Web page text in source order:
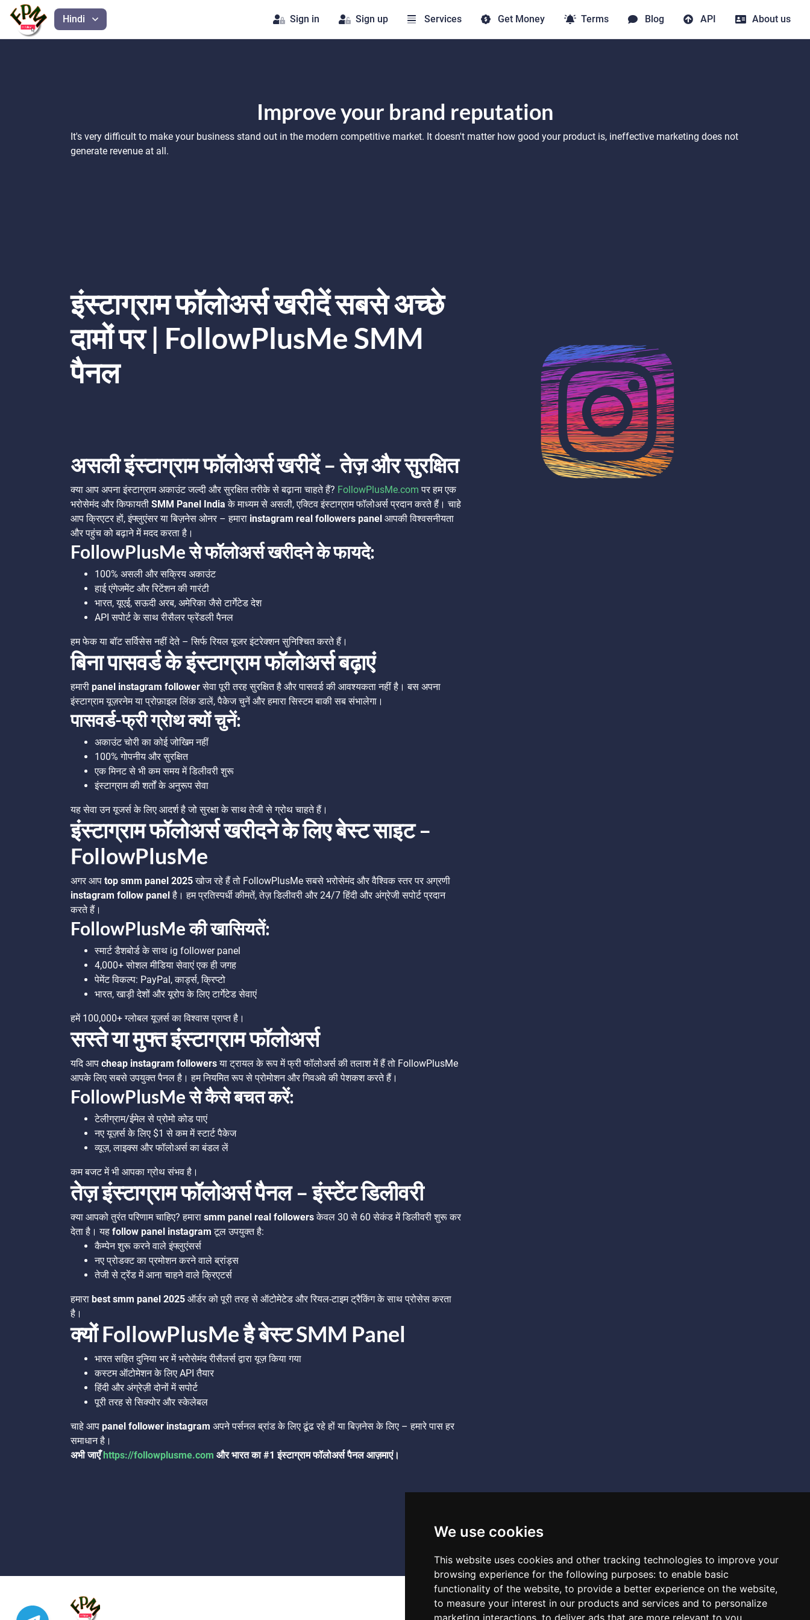
We use cookies
This website uses cookies and other tracking technologies to improve your
browsing experience for the following purposes: to enable basic
functionality of the website, to provide a better experience on the website,
to measure your interest in our products and services and to personalize
marketing interactions to deliver ads that are more relevant to you
Hindi Sign in Sign up Services Get Money Terms Blog API About us
Improve your brand reputation
It's very difficult to make your business stand out in the modern competitive market. It doesn't matter how good your product is, ineffective marketing does not
generate revenue at all.
इंस्टाग्राम फॉलोअर्स खरीदें सबसे अच्छे
दामों पर | FollowPlusMe SMM
पैनल
असली इंस्टाग्राम फॉलोअर्स खरीदें – तेज़ और सुरक्षित
क्या आप अपना इंस्टाग्राम अकाउंट जल्दी और सुरक्षित तरीके से बढ़ाना चाहते हैं? FollowPlusMe.com पर हम एक
भरोसेमंद और किफायती SMM Panel India के माध्यम से असली, एक्टिव इंस्टाग्राम फॉलोअर्स प्रदान करते हैं। चाहे
आप क्रिएटर हों, इंफ्लुएंसर या बिज़नेस ओनर – हमारा instagram real followers panel आपकी विश्वसनीयता
और पहुंच को बढ़ाने में मदद करता है।
FollowPlusMe से फॉलोअर्स खरीदने के फायदे:
100% असली और सक्रिय अकाउंट
हाई एंगेजमेंट और रिटेंशन की गारंटी
भारत, यूएई, सऊदी अरब, अमेरिका जैसे टार्गेटेड देश
API सपोर्ट के साथ रीसैलर फ्रेंडली पैनल
हम फेक या बॉट सर्विसेस नहीं देते – सिर्फ रियल यूजर इंटरेक्शन सुनिश्चित करते हैं।
बिना पासवर्ड के इंस्टाग्राम फॉलोअर्स बढ़ाएं
हमारी panel instagram followerसेवा पूरी तरह सुरक्षित है और पासवर्ड की आवश्यकता नहीं है। बस अपना
इंस्टाग्राम यूज़रनेम या प्रोफ़ाइल लिंक डालें, पैकेज चुनें और हमारा सिस्टम बाकी सब संभालेगा।
पासवर्ड-फ्री ग्रोथ क्यों चुनें:
अकाउंट चोरी का कोई जोखिम नहीं
100% गोपनीय और सुरक्षित
एक मिनट से भी कम समय में डिलीवरी शुरू
इंस्टाग्राम की शर्तों के अनुरूप सेवा
यह सेवा उन यूजर्स के लिए आदर्श है जो सुरक्षा के साथ तेजी से ग्रोथ चाहते हैं।
इंस्टाग्राम फॉलोअर्स खरीदने के लिए बेस्ट साइट –
FollowPlusMe
अगर आप top smm panel 2025खोज रहे हैं तो FollowPlusMe सबसे भरोसेमंद और वैश्विक स्तर पर अग्रणी
instagram follow panelहै। हम प्रतिस्पर्धी कीमतें, तेज़ डिलीवरी और 24/7 हिंदी और अंग्रेजी सपोर्ट प्रदान
करते हैं।
FollowPlusMe की खासियतें:
स्मार्ट डैशबोर्ड के साथ ig follower panel
4,000+ सोशल मीडिया सेवाएं एक ही जगह
पेमेंट विकल्प: PayPal, कार्ड्स, क्रिप्टो
भारत, खाड़ी देशों और यूरोप के लिए टार्गेटेड सेवाएं
हमें 100,000+ ग्लोबल यूज़र्स का विश्वास प्राप्त है।
सस्ते या मुफ्त इंस्टाग्राम फॉलोअर्स
यदि आप cheap instagram followersया ट्रायल के रूप में फ्री फॉलोअर्स की तलाश में हैं तो FollowPlusMe
आपके लिए सबसे उपयुक्त पैनल है। हम नियमित रूप से प्रोमोशन और गिवअवे की पेशकश करते हैं।
FollowPlusMe से कैसे बचत करें:
टेलीग्राम/ईमेल से प्रोमो कोड पाएं
नए यूज़र्स के लिए $1 से कम में स्टार्ट पैकेज
व्यूज़, लाइक्स और फॉलोअर्स का बंडल लें
कम बजट में भी आपका ग्रोथ संभव है।
तेज़ इंस्टाग्राम फॉलोअर्स पैनल – इंस्टेंट डिलीवरी
क्या आपको तुरंत परिणाम चाहिए? हमारा smm panel real followersकेवल 30 से 60 सेकंड में डिलीवरी शुरू कर
देता है। यह follow panel instagram टूल उपयुक्त है:
कैम्पेन शुरू करने वाले इंफ्लुएंसर्स
नए प्रोडक्ट का प्रमोशन करने वाले ब्रांड्स
तेजी से ट्रेंड में आना चाहने वाले क्रिएटर्स
हमारा best smm panel 2025 ऑर्डर को पूरी तरह से ऑटोमेटेड और रियल-टाइम ट्रैकिंग के साथ प्रोसेस करता
है।
क्यों FollowPlusMe है बेस्ट SMM Panel
भारत सहित दुनिया भर में भरोसेमंद रीसैलर्स द्वारा यूज़ किया गया
कस्टम ऑटोमेशन के लिए API तैयार
हिंदी और अंग्रेज़ी दोनों में सपोर्ट
पूरी तरह से सिक्योर और स्केलेबल
चाहे आप panel follower instagram अपने पर्सनल ब्रांड के लिए ढूंढ रहे हों या बिज़नेस के लिए – हमारे पास हर
समाधान है।
अभी जाएँhttps://followplusme.com और भारत का #1 इंस्टाग्राम फॉलोअर्स पैनल आज़माएं।
Quick links